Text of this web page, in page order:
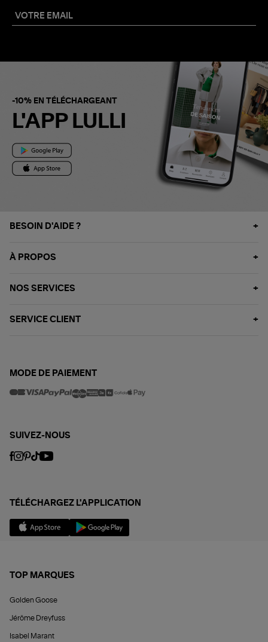
-10% EN TÉLÉCHARGEANT
L'APP LULLI
BESOIN D'AIDE ?
À PROPOS
NOS SERVICES
SERVICE CLIENT
MODE DE PAIEMENT
SUIVEZ-NOUS
TÉLÉCHARGEZ L'APPLICATION
TOP MARQUES
Golden Goose
Jérôme Dreyfuss
Isabel Marant